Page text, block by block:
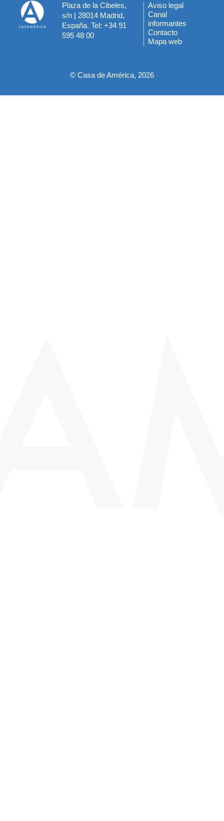
Plaza de la Cibeles,
s/n | 28014 Madrid,
España. Tel: +34 91
595 48 00
Menú
del
pie
Aviso legal
Canal
informantes
Contacto
Mapa web
© Casa de América, 2026